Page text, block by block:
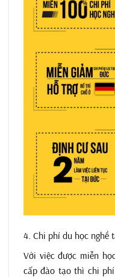
4. Chi phí du học nghề
Với việc được miễn
cấp đào tạo thì chi